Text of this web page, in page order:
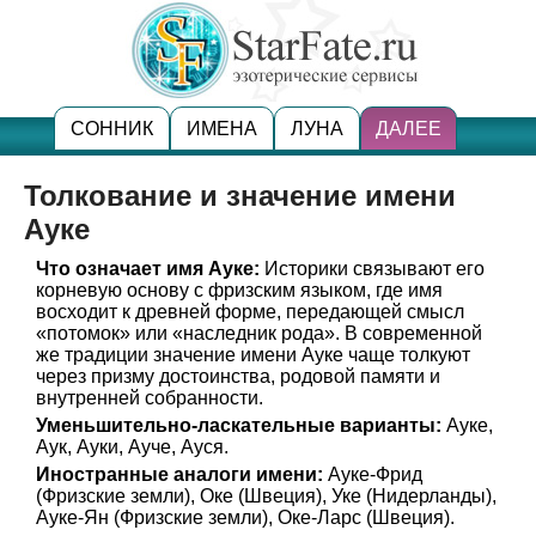
СОННИК ИМЕНА ЛУНА ДАЛЕЕ
Толкование и значение имени
Ауке
Что означает имя Ауке: Историки связывают его
корневую основу с фризским языком, где имя
восходит к древней форме, передающей смысл
«потомок» или «наследник рода». В современной
же традиции значение имени Ауке чаще толкуют
через призму достоинства, родовой памяти и
внутренней собранности.
Уменьшительно-ласкательные варианты: Ауке,
Аук, Ауки, Ауче, Ауся.
Иностранные аналоги имени: Ауке-Фрид
(Фризские земли), Оке (Швеция), Уке (Нидерланды),
Ауке-Ян (Фризские земли), Оке-Ларс (Швеция).